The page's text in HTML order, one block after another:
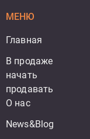
МЕНЮ
Главная
В продаже
начать
продавать
О нас
News&Blog